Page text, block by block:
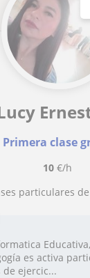
Primera clase
10€/h
particulares
es activa
de ejercic...